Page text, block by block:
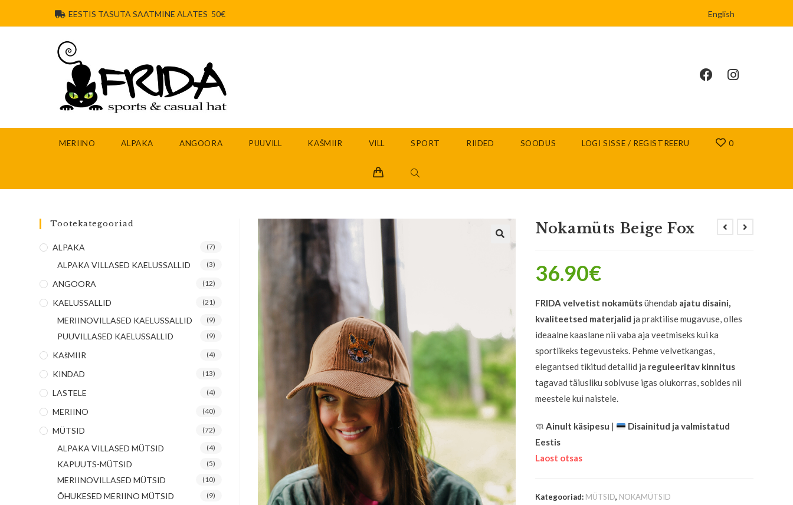
EESTIS TASUTA SAATMINE ALATES 50€ English
MERIINO ALPAKA ANGOORA PUUVILL KAŠMIIR VILL SPORT RIIDED SOODUS LOGI SISSE / REGISTREERU 0
Nokamüts Beige Fox
36.90€
FRIDA velvetist nokamütsühendab ajatu disaini,
kvaliteetsed materjalid ja praktilise mugavuse, olles
ideaalne kaaslane nii vaba aja veetmiseks kui ka
sportlikeks tegevusteks. Pehme velvetkangas,
elegantsed tikitud detailid ja reguleeritav kinnitus
tagavad täiusliku sobivuse igas olukorras, sobides nii
meestele kui naistele.
🧼Ainult käsipesu |
Disainitud ja valmistatud
Eestis
Laost otsas
Kategooriad: MÜTSID, NOKAMÜTSID
Tootekategooriad
ALPAKA (7)
ALPAKA VILLASED KAELUSSALLID (3)
ANGOORA (12)
KAELUSSALLID (21)
MERIINOVILLASED KAELUSSALLID (9)
PUUVILLASED KAELUSSALLID (9)
KAšMIIR (4)
KINDAD (13)
LASTELE (4)
MERIINO (40)
MÜTSID (72)
ALPAKA VILLASED MÜTSID (4)
KAPUUTS-MÜTSID (5)
MERIINOVILLASED MÜTSID (10)
ÕHUKESED MERIINO MÜTSID (9)